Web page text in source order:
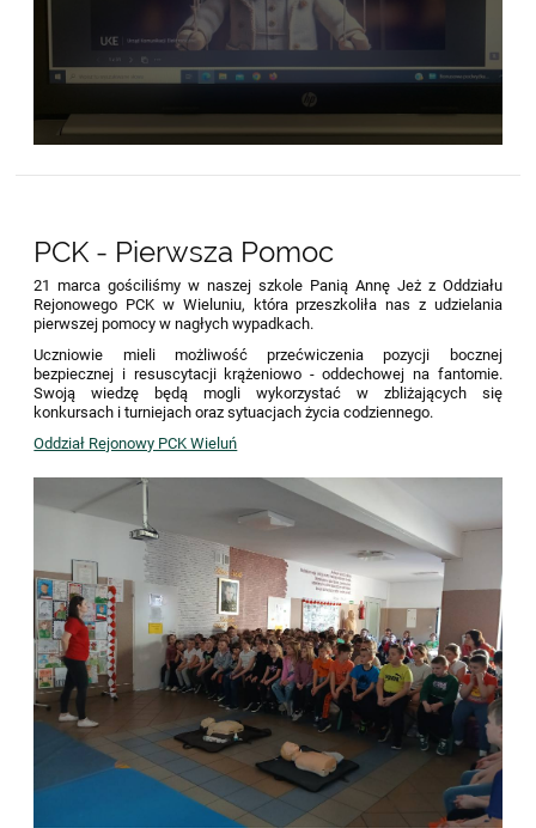
PCK - Pierwsza Pomoc
21 marca gościliśmy w naszej szkole Panią Annę Jeż z Oddziału
Rejonowego PCK w Wieluniu, która przeszkoliła nas z udzielania
pierwszej pomocy w nagłych wypadkach.
Uczniowie mieli możliwość przećwiczenia pozycji bocznej
bezpiecznej i resuscytacji krążeniowo - oddechowej na fantomie.
Swoją wiedzę będą mogli wykorzystać w zbliżających się
konkursach i turniejach oraz sytuacjach życia codziennego.
Oddział Rejonowy PCK Wieluń